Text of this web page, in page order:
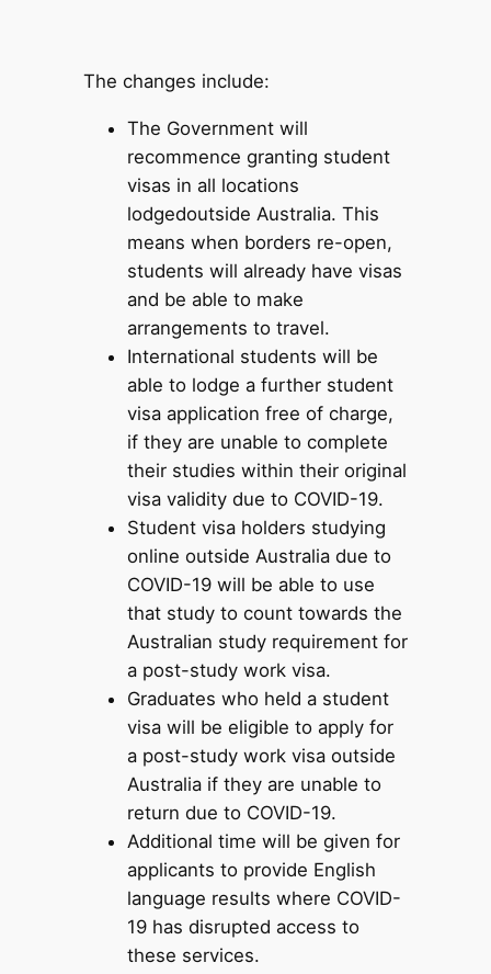
The changes include:
The Government will
recommence granting student
visas in all locations
lodgedoutside Australia. This
means when borders re-open,
students will already have visas
and be able to make
arrangements to travel.
International students will be
able to lodge a further student
visa application free of charge,
if they are unable to complete
their studies within their original
visa validity due to COVID-19.
Student visa holders studying
online outside Australia due to
COVID-19 will be able to use
that study to count towards the
Australian study requirement for
a post-study work visa.
Graduates who held a student
visa will be eligible to apply for
a post-study work visa outside
Australia if they are unable to
return due to COVID-19.
Additional time will be given for
applicants to provide English
language results where COVID-
19 has disrupted access to
these services.